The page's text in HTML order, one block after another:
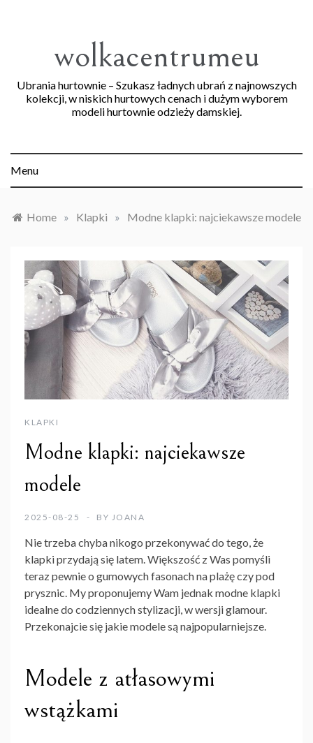
wolkacentrumeu
Ubrania hurtownie – Szukasz ładnych ubrań z najnowszych
kolekcji, w niskich hurtowych cenach i dużym wyborem
modeli hurtownie odzieży damskiej.
Menu
Home » Klapki » Modne klapki: najciekawsze modele
KLAPKI
Modne klapki: najciekawsze
modele
2025-08-25 BY JOANA
Nie trzeba chyba nikogo przekonywać do tego, że
klapki przydają się latem. Większość z Was pomyśli
teraz pewnie o gumowych fasonach na plażę czy pod
prysznic. My proponujemy Wam jednak modne klapki
idealne do codziennych stylizacji, w wersji glamour.
Przekonajcie się jakie modele są najpopularniejsze.
Modele z atłasowymi
wstążkami